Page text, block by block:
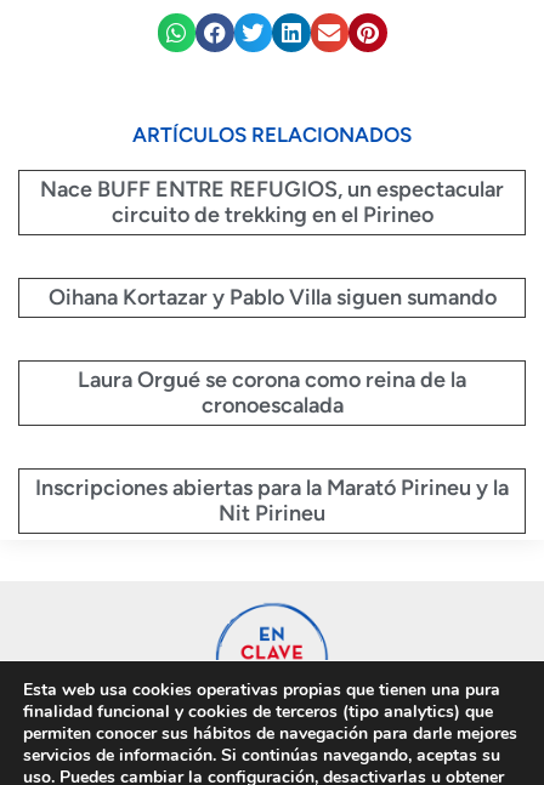
ARTÍCULOS RELACIONADOS
Nace BUFF ENTRE REFUGIOS, un espectacular
circuito de trekking en el Pirineo
Oihana Kortazar y Pablo Villa siguen sumando
Laura Orgué se corona como reina de la
cronoescalada
Inscripciones abiertas para la Marató Pirineu y la
Nit Pirineu
Privacidad Cookies
Esta web usa cookies operativas propias que tienen una pura
finalidad funcional y cookies de terceros (tipo analytics) que
permiten conocer sus hábitos de navegación para darle mejores
servicios de información. Si continúas navegando, aceptas su
uso. Puedes cambiar la configuración, desactivarlas u obtener